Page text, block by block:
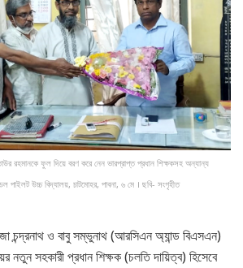
রহমানকে ফুল দিয়ে বরণ করে নেন ভারপ্রাপ্ত প্রধান শিক্ষকসহ অন্যান্য
পাইলট উচ্চ বিদ্যালয়, চাটমোহর, পাবনা, ৬ মে । ছবি- সংগৃহীত
চন্দ্রনাথ ও বাবু সম্ভুনাথ (আরসিএন অ্যান্ড বিএসএন)
নতুন সহকারী প্রধান শিক্ষক (চলতি দায়িত্ব) হিসেবে